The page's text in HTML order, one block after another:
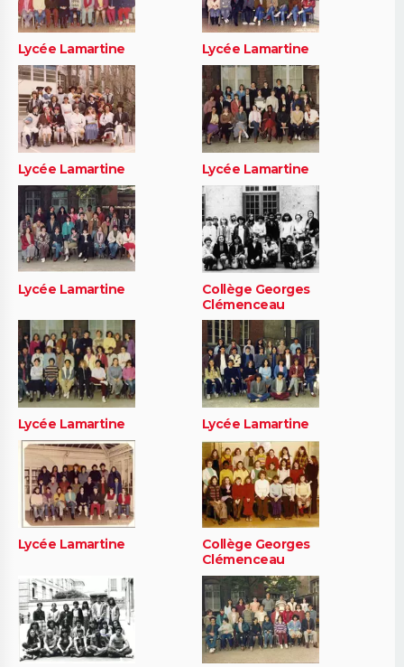
Lycée Lamartine Lycée Lamartine
Lycée Lamartine Lycée Lamartine
Lycée Lamartine
Collège Georges
Clémenceau
Lycée Lamartine Lycée Lamartine
Lycée Lamartine
Collège Georges
Clémenceau